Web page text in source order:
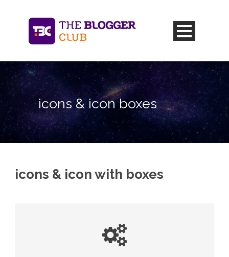
icons & icon boxes
icons & icon with boxes